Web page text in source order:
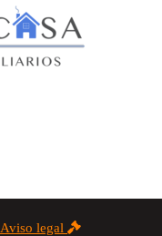
Aviso legal